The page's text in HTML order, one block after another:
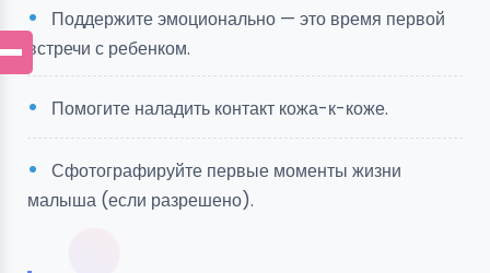
Поддержите эмоционально — это время первой
встречи с ребенком.
Помогите наладить контакт кожа-к-коже.
Сфотографируйте первые моменты жизни
малыша (если разрешено).